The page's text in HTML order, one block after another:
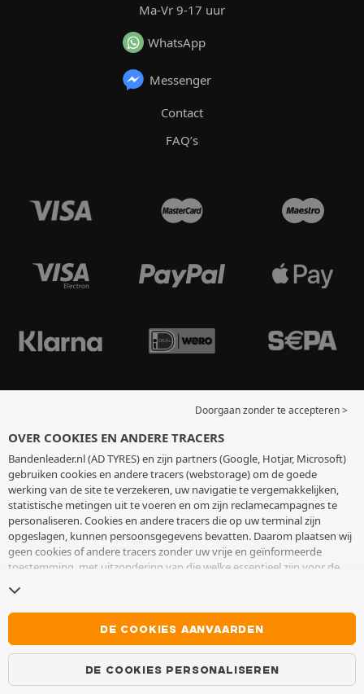
Ma-Vr 9-17 uur
WhatsApp
Messenger
Contact
FAQ’s
Doorgaan zonder te accepteren >
OVER COOKIES EN ANDERE TRACERS
Bandenleader.nl (AD TYRES) en zijn partners (Google, Hotjar, Microsoft)
gebruiken cookies en andere tracers (webstorage) om de goede
werking van de site te verzekeren, uw navigatie te vergemakkelijken,
statistische metingen uit te voeren en om zijn reclamecampagnes te
personaliseren. Cookies en andere tracers die op uw terminal zijn
opgeslagen, kunnen persoonsgegevens bevatten. Daarom plaatsen wij
geen cookies of andere tracers zonder uw vrije en geïnformeerde
toestemming, met uitzondering van die welke essentieel zijn voor de
toestemming op elk moment intrekken door naar de pagina over
cookies en andere tracerste gaan. U kunt ervoor kiezen om verder te
surfen zonder het deponeren van cookies of andere tracers te
aanvaarden. Weigering verhindert de toegang tot diensten niet AD
TYRES. Voor meer informatie,
DE COOKIES AANVAARDEN
DE COOKIES PERSONALISEREN